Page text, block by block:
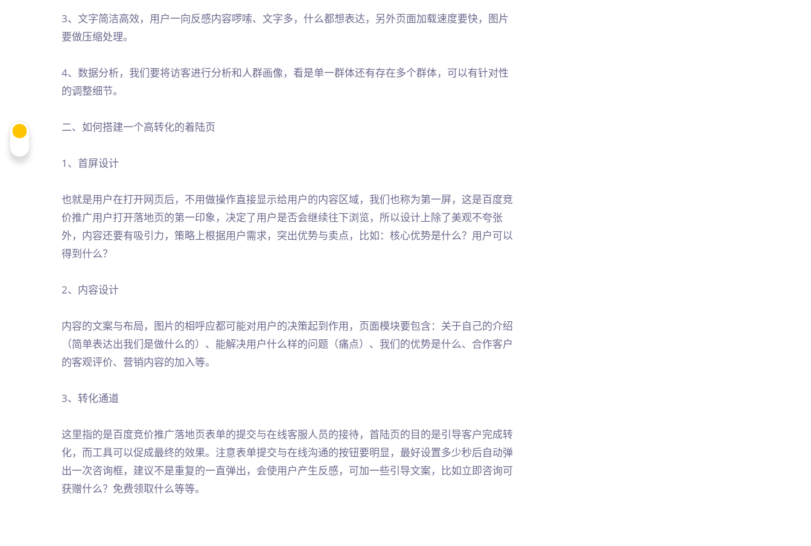
3、文字简洁高效，用户一向反感内容啰嗦、文字多，什么都想表达，另外页面加载速度要快，图片
要做压缩处理。
4、数据分析，我们要将访客进行分析和人群画像，看是单一群体还有存在多个群体，可以有针对性
的调整细节。
二、如何搭建一个高转化的着陆页
1、首屏设计
也就是用户在打开网页后，不用做操作直接显示给用户的内容区域，我们也称为第一屏，这是百度竞
价推广用户打开落地页的第一印象，决定了用户是否会继续往下浏览，所以设计上除了美观不夸张
外，内容还要有吸引力，策略上根据用户需求，突出优势与卖点，比如：核心优势是什么？用户可以
得到什么？
2、内容设计
内容的文案与布局，图片的相呼应都可能对用户的决策起到作用，页面模块要包含：关于自己的介绍
（简单表达出我们是做什么的）、能解决用户什么样的问题（痛点）、我们的优势是什么、合作客户
的客观评价、营销内容的加入等。
3、转化通道
这里指的是百度竞价推广落地页表单的提交与在线客服人员的接待，首陆页的目的是引导客户完成转
化，而工具可以促成最终的效果。注意表单提交与在线沟通的按钮要明显，最好设置多少秒后自动弹
出一次咨询框，建议不是重复的一直弹出，会使用户产生反感，可加一些引导文案，比如立即咨询可
获赠什么？免费领取什么等等。